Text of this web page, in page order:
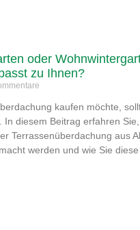
oder
zu Ihnen?
kaufen möchte,
In diesem Beitrag erfahren
Terrassenüberdachung aus
werden und wie Sie diese